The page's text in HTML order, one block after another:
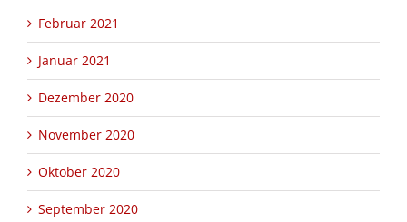
Februar 2021
Januar 2021
Dezember 2020
November 2020
Oktober 2020
September 2020